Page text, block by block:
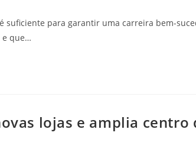
suficiente para garantir uma carreira bem-
e que…
lojas e amplia centro